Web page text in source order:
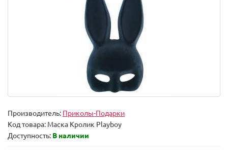
Производитель: Приколы-Подарки
Код товара: Маска Кролик Playboy
Доступность: В наличии